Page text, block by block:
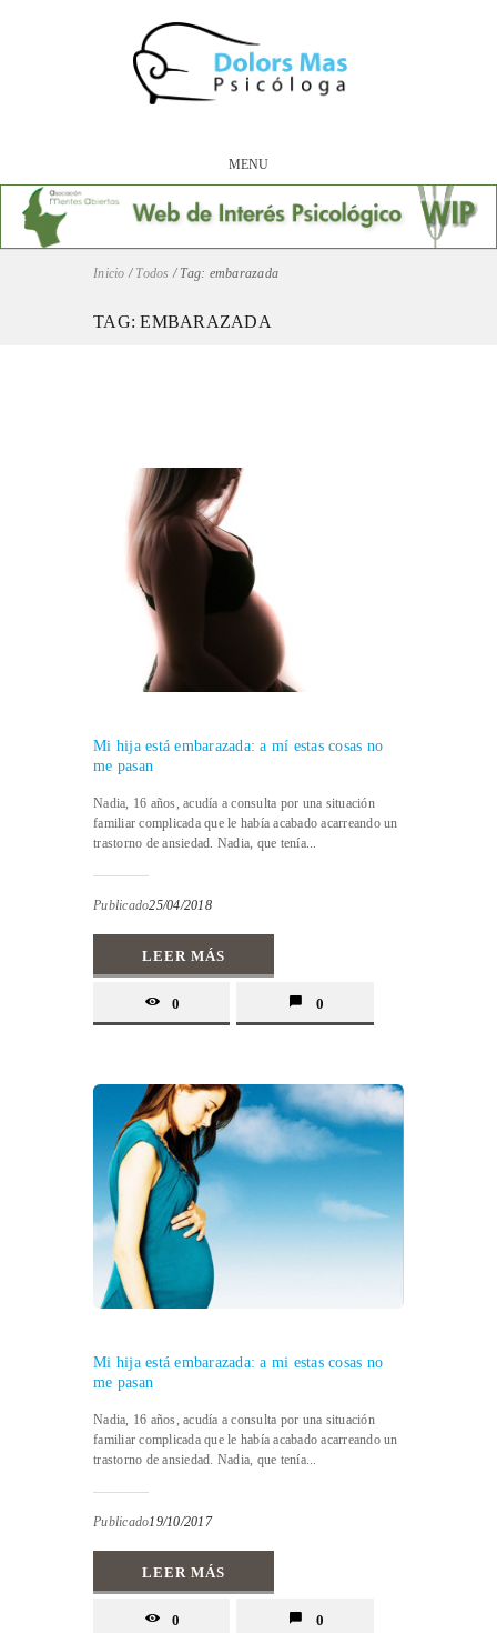
MENU
Inicio / Todos / Tag: embarazada
TAG: EMBARAZADA
Mi hija está embarazada: a mí estas cosas no
me pasan
Nadia, 16 años, acudía a consulta por una situación
familiar complicada que le había acabado acarreando un
trastorno de ansiedad. Nadia, que tenía...
Publicado25/04/2018
LEER MÁS
0 0
Mi hija está embarazada: a mi estas cosas no
me pasan
Nadia, 16 años, acudía a consulta por una situación
familiar complicada que le había acabado acarreando un
trastorno de ansiedad. Nadia, que tenía...
Publicado19/10/2017
LEER MÁS
0 0